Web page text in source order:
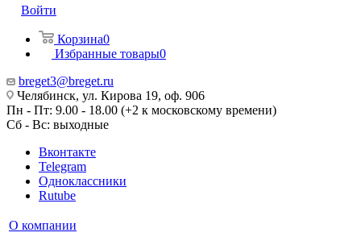
Войти
Корзина0
Избранные товары0
breget3@breget.ru
Челябинск, ул. Кирова 19, оф. 906
Пн - Пт: 9.00 - 18.00 (+2 к московскому времени)
Сб - Вс: выходные
Вконтакте
Telegram
Одноклассники
Rutube
О компании